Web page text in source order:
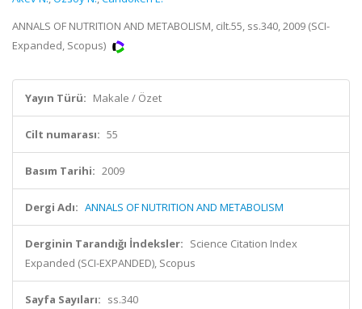
ANNALS OF NUTRITION AND METABOLISM, cilt.55, ss.340, 2009 (SCI-
Expanded, Scopus)
Yayın Türü: Makale / Özet
Cilt numarası: 55
Basım Tarihi: 2009
Dergi Adı: ANNALS OF NUTRITION AND METABOLISM
Derginin Tarandığı İndeksler: Science Citation Index
Expanded (SCI-EXPANDED), Scopus
Sayfa Sayıları: ss.340